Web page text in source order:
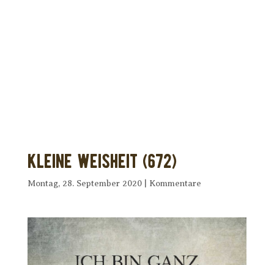
Kleine Weisheit (672)
Montag, 28. September 2020| Kommentare